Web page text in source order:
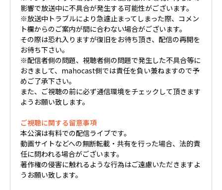
影響で放送中に不具合が発生する可能性がございます。
※放送中トラブルにより急遽止まってしまった際、コメン
ト欄からのご案内が間に合わない場合がございます。
その際は恐れ入りますが復旧をお待ち頂き、配信の再開を
お待ち下さい。
※配信者側の問題、視聴者側の問題で発生した不具合等に
おきまして、mahocast側では責任を負い兼ねますので予
めご了承下さい。
また、ご視聴の前に必ず通信環境をチェックして頂きます
ようお願い致します。
ご視聴に関する留意事項
本公演は有料での配信ライブです。
動画サイトなどへの無断転載・共有を行った場合、法的責
任に問われる場合がございます。
著作権の侵害に触れるような行為はご遠慮いただきますよ
うお願い致します。